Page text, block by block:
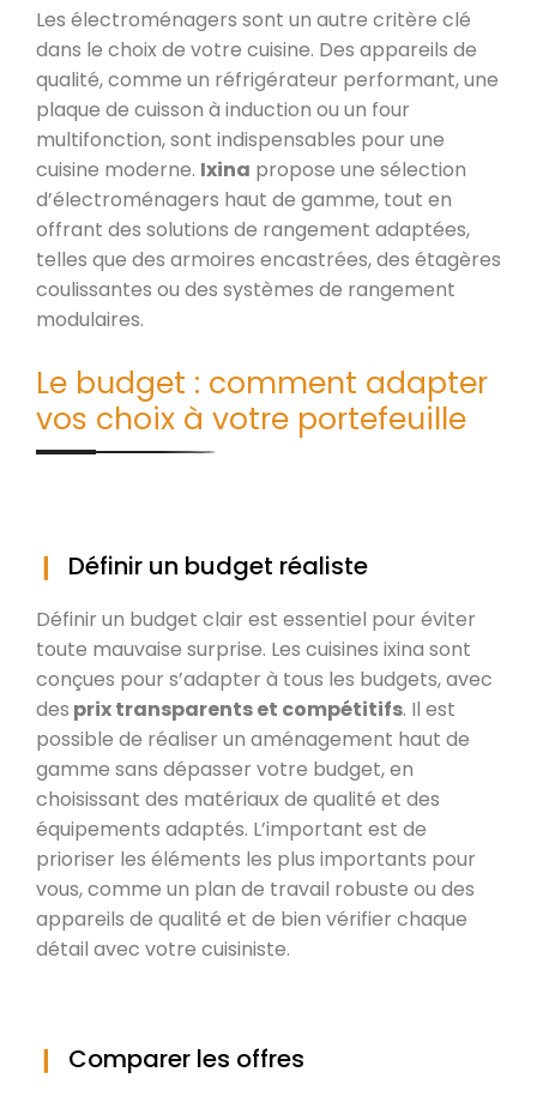
Les électroménagers sont un autre critère clé
dans le choix de votre cuisine. Des appareils de
qualité, comme un réfrigérateur performant, une
plaque de cuisson à induction ou un four
multifonction, sont indispensables pour une
cuisine moderne. Ixina propose une sélection
d’électroménagers haut de gamme, tout en
offrant des solutions de rangement adaptées,
telles que des armoires encastrées, des étagères
coulissantes ou des systèmes de rangement
modulaires.
Le budget : comment adapter
vos choix à votre portefeuille
Définir un budget réaliste
Définir un budget clair est essentiel pour éviter
toute mauvaise surprise. Les cuisines ixina sont
conçues pour s’adapter à tous les budgets, avec
des prix transparents et compétitifs. Il est
possible de réaliser un aménagement haut de
gamme sans dépasser votre budget, en
choisissant des matériaux de qualité et des
équipements adaptés. L’important est de
prioriser les éléments les plus importants pour
vous, comme un plan de travail robuste ou des
appareils de qualité et de bien vérifier chaque
détail avec votre cuisiniste.
Comparer les offres